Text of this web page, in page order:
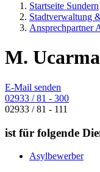
Startseite Sundern
Stadtverwaltung
Ansprechpartner
M.
E-Mail senden
02933 / 81 - 300
02933 / 81 - 111
ist für folgende
Asylbewerber